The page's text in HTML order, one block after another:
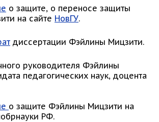
о защите, о переносе защиты
на сайте НовГУ.
диссертации Фэйлины Мицзити.
руководителя Фэйлины
педагогических наук, доцента
о защите Фэйлины Мицзити на
РФ.